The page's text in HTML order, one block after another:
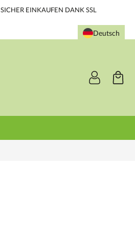
SICHER EINKAUFEN DANK SSL
Deutsch